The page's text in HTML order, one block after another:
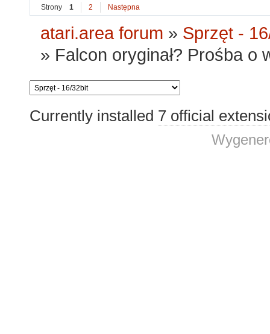
Strony 1 2 Następna
atari.area forum » Sprzęt -
» Falcon oryginał? Prośba o
Currently installed 7 official